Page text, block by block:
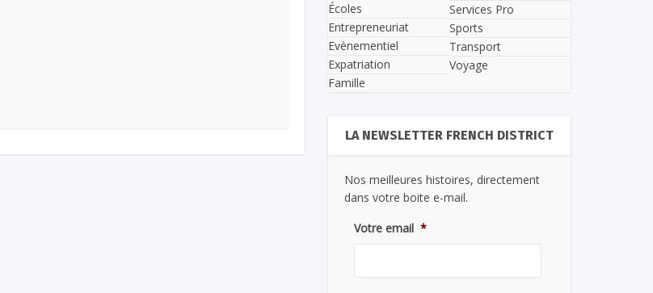
Écoles
Entrepreneuriat
Evènementiel
Expatriation
Famille
Services Pro
Sports
Transport
Voyage
LA NEWSLETTER FRENCH DISTRICT
Nos meilleures histoires, directement
dans votre boite e-mail.
Votre email *